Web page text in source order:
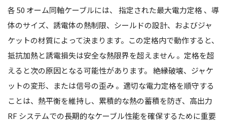
各 50 オーム同軸ケーブルには、 指定された最大電力定格、導
体のサイズ、誘電体の熱制限、シールドの設計、およびジャ
ケットの材質によって決まります。この定格内で動作すると、
抵抗加熱と誘電損失は安全な熱限界を超えません。定格を超
えると次の原因となる可能性があります。 絶縁破壊、ジャケ
ットの変形、または信号の歪み。適切な電力定格を順守する
ことは、熱平衡を維持し、累積的な熱の蓄積を防ぎ、高出力
RF システムでの長期的なケーブル性能を確保するために重要